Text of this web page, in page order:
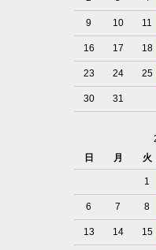
9 10 11
16 17 18
23 24 25
30 31
日
月 火
1
6 7 8
13 14 15